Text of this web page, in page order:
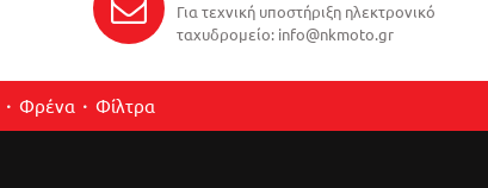
Για τεχνική υποστήριξη ηλεκτρονικό
ταχυδρομείο: info@nkmoto.gr
Φρένα Φίλτρα